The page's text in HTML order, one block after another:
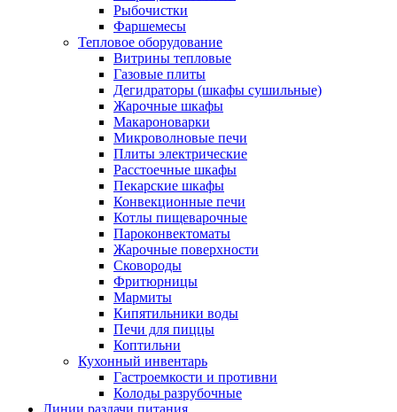
Рыбочистки
Фаршемесы
Тепловое оборудование
Витрины тепловые
Газовые плиты
Дегидраторы (шкафы сушильные)
Жарочные шкафы
Макароноварки
Микроволновые печи
Плиты электрические
Расстоечные шкафы
Пекарские шкафы
Конвекционные печи
Котлы пищеварочные
Пароконвектоматы
Жарочные поверхности
Сковороды
Фритюрницы
Мармиты
Кипятильники воды
Печи для пиццы
Коптильни
Кухонный инвентарь
Гастроемкости и противни
Колоды разрубочные
Линии раздачи питания